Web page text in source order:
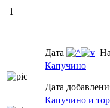
1
Дата
Капучино
Дата
Капучино и